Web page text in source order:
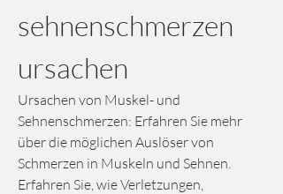
sehnenschmerzen
ursachen
Ursachen von Muskel- und
Sehnenschmerzen: Erfahren Sie mehr
über die möglichen Auslöser von
Schmerzen in Muskeln und Sehnen.
Erfahren Sie, wie Verletzungen,